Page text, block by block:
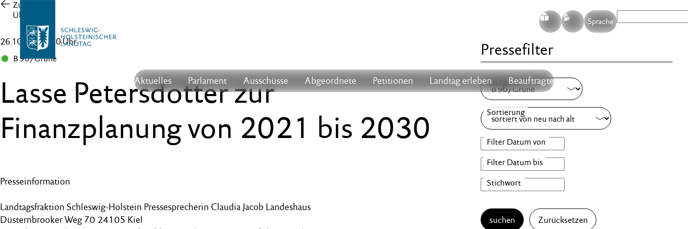
S G Sprache
Aktuelles Parlament Ausschüsse Abgeordnete Petitionen Landtag erleben Beauftragte
Zur
Übersicht
26.10.21 , 15:30 Uhr
B 90/Grüne
Lasse Petersdotter zur
Finanzplanung von 2021 bis 2030
Presseinformation
Landtagsfraktion Schleswig-Holstein Pressesprecherin Claudia Jacob Landeshaus
Düsternbrooker Weg 70 24105 Kiel
Pressefilter
suchen Zurücksetzen